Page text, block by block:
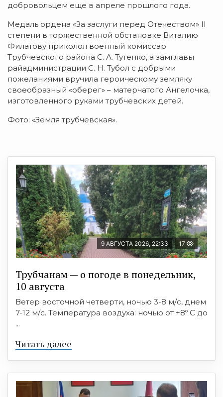
добровольцем еще в апреле прошлого года.
Медаль ордена «За заслуги перед Отечеством» II
степени в торжественной обстановке Виталию
Филатову приколол военный комиссар
Трубчевского района С. А. Тутенко, а замглавы
райадминистрации С. Н. Тубол с добрыми
пожеланиями вручила героическому земляку
своеобразный «оберег» – матерчатого Ангелочка,
изготовленного руками трубчевских детей.
Фото: «Земля трубчевская».
9 АВГУСТА 2026, 22:33 17
Трубчанам — о погоде в понедельник,
10 августа
Ветер восточной четверти, ночью 3-8 м/с, днем
7-12 м/с. Температура воздуха: ночью от +8º C до
...
Читать далее